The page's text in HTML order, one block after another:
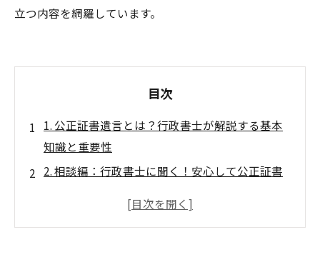
立つ内容を網羅しています。
目次
1. 公正証書遺言とは？行政書士が解説する基本
知識と重要性
2. 相談編：行政書士に聞く！安心して公正証書
3. 作成の流れ：公正証書遺言手続きのステップ